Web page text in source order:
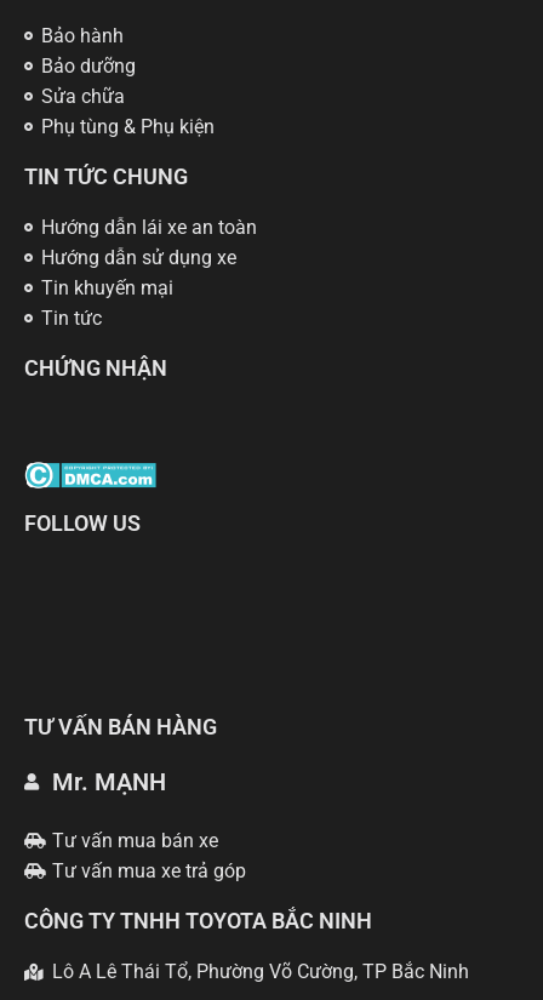
Bảo hành
Bảo dưỡng
Sửa chữa
Phụ tùng & Phụ kiện
TIN TỨC CHUNG
Hướng dẫn lái xe an toàn
Hướng dẫn sử dụng xe
Tin khuyến mại
Tin tức
CHỨNG NHẬN
FOLLOW US
TƯ VẤN BÁN HÀNG
Mr. MẠNH
Tư vấn mua bán xe
Tư vấn mua xe trả góp
CÔNG TY TNHH TOYOTA BẮC NINH
Lô A Lê Thái Tổ, Phường Võ Cường, TP Bắc Ninh